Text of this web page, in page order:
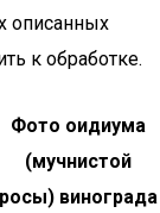
описанных
к обработке.
Фото оидиума
(мучнистой
росы) винограда